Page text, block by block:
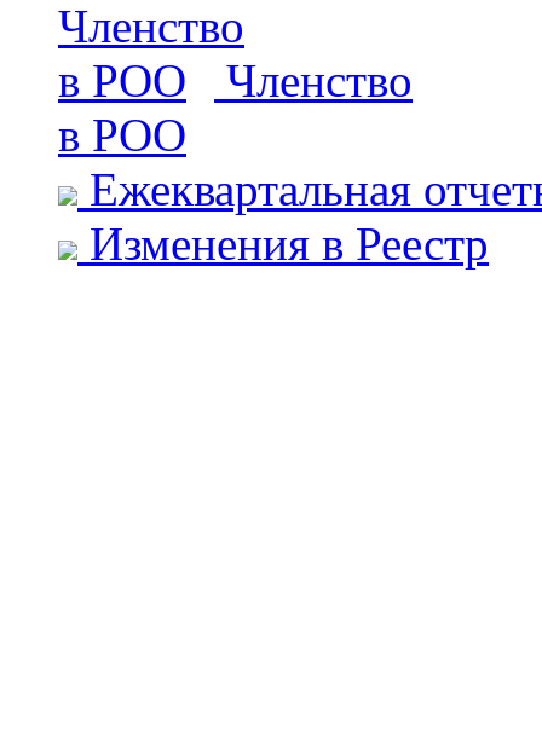
Членство
в РОО
Ежеквартальная
Изменения в Реестр